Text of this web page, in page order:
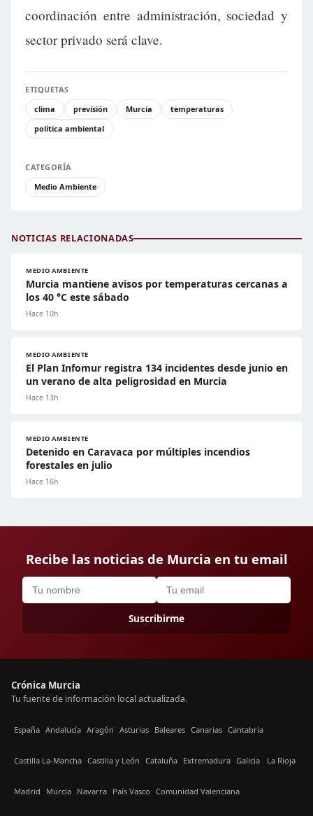
coordinación entre administración, sociedad y
sector privado será clave.
ETIQUETAS
clima
previsión Murcia
temperaturas
política ambiental
CATEGORÍA
Medio Ambiente
NOTICIAS RELACIONADAS
MEDIO AMBIENTE
Murcia mantiene avisos por temperaturas cercanas a
los 40 °C este sábado
Hace 10h
MEDIO AMBIENTE
El Plan Infomur registra 134 incidentes desde junio en
un verano de alta peligrosidad en Murcia
Hace 13h
MEDIO AMBIENTE
Detenido en Caravaca por múltiples incendios
forestales en julio
Hace 16h
Recibe las noticias de Murcia en tu email
Suscribirme
Crónica Murcia
Tu fuente de información local actualizada.
España Andalucía Aragón Asturias Baleares Canarias Cantabria
Castilla La-Mancha Castilla y León Cataluña Extremadura Galicia La Rioja
Madrid Murcia Navarra País Vasco Comunidad Valenciana